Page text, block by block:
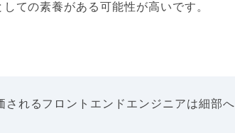
ての素養がある可能性が高いです。
れるフロントエンドエンジニアは細部へ